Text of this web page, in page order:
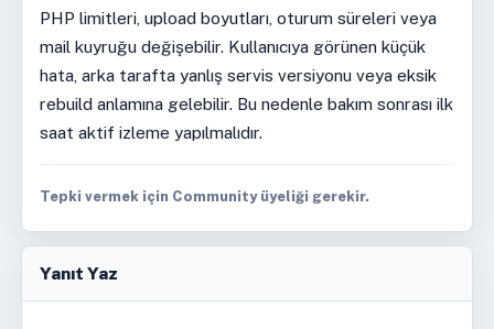
PHP limitleri, upload boyutları, oturum süreleri veya
mail kuyruğu değişebilir. Kullanıcıya görünen küçük
hata, arka tarafta yanlış servis versiyonu veya eksik
rebuild anlamına gelebilir. Bu nedenle bakım sonrası ilk
saat aktif izleme yapılmalıdır.
Tepki vermek için Community üyeliği gerekir.
Yanıt Yaz